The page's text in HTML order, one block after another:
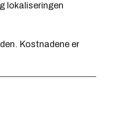
lokaliseringen
Kostnadene er